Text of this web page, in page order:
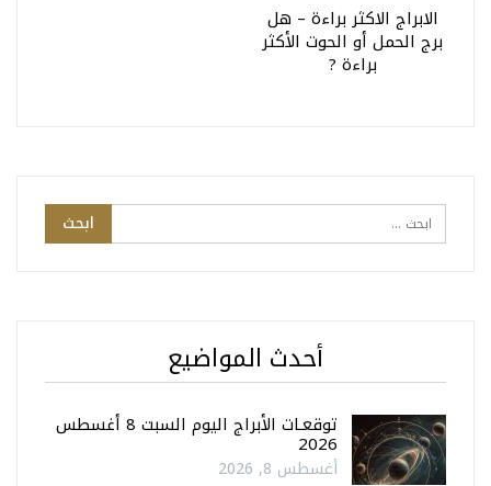
الابراج الاكثر براءة – هل
برج الحمل أو الحوت الأكثر
براءة ?
أحدث المواضيع
توقعـات الأبراج اليوم السبت 8 أغسطس
2026
أغسطس 8, 2026